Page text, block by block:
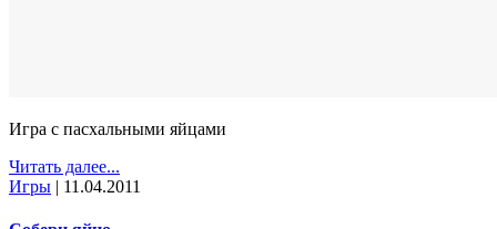
Игра с пасхальными яйцами
Читать далее...
Игры | 11.04.2011